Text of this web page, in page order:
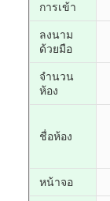
การเข้า
ลงนาม
ด้วยมือ
จํานวน
ห้อง
ชื่อห้อง
หน้าจอ